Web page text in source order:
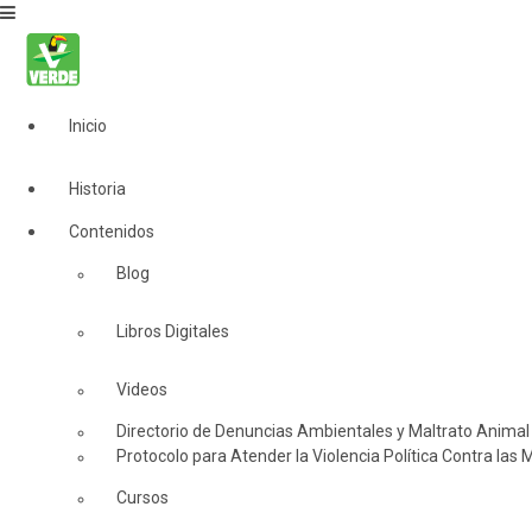
Inicio
Historia
Contenidos
Blog
Libros Digitales
Videos
Directorio de Denuncias Ambientales y Maltrato Animal
Protocolo para Atender la Violencia Política Contra las
Cursos